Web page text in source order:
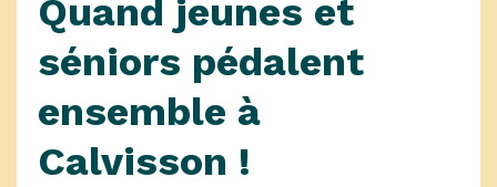
Quand jeunes et
séniors pédalent
ensemble à
Calvisson !